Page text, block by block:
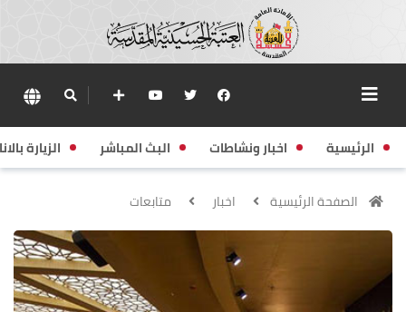
الرئيسية اخبار ونشاطات البث المباشر الزيارة
الصفحة الرئيسية اخبار متابعات